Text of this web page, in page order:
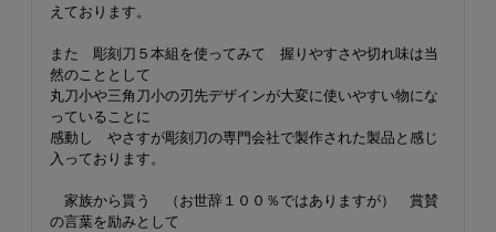
えております。
また　彫刻刀５本組を使ってみて　握りやすさや切れ味は当
然のこととして
丸刀小や三角刀小の刃先デザインが大変に使いやすい物にな
っていることに
感動し　やさすが彫刻刀の専門会社で製作された製品と感じ
入っております。
家族から貰う　（お世辞１００％ではありますが）　賞賛
の言葉を励みとして